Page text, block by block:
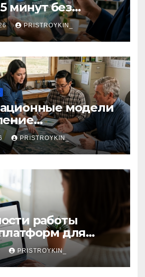
минут без
и участия
пополнением в
стейблкоине
PRISTROYKIN_
модели
и
PRISTROYKIN_
работы
для
и
PRISTROYKIN_